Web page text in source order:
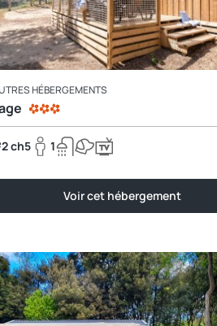
HÉBERGEMENTS
2 ch5 1
Voir cet hébergement